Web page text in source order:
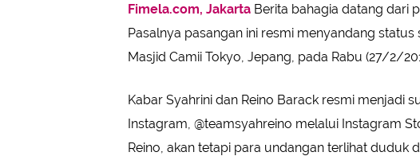
Fimela.com, Jakarta Berita bahagia datang dari
Pasalnya pasangan ini resmi menyandang status
Masjid Camii Tokyo, Jepang, pada Rabu (27/2/
Kabar Syahrini dan Reino Barack resmi menjadi
Instagram, @teamsyahreino melalui Instagram
Reino, akan tetapi para undangan terlihat duduk